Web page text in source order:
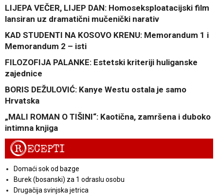
LIJEPA VEČER, LIJEP DAN: Homoseksploatacijski film
lansiran uz dramatični mučenički narativ
KAD STUDENTI NA KOSOVO KRENU: Memorandum 1 i
Memorandum 2 – isti
FILOZOFIJA PALANKE: Estetski kriteriji huliganske
zajednice
BORIS DEŽULOVIĆ: Kanye Westu ostala je samo
Hrvatska
„MALI ROMAN O TIŠINI“: Kaotična, zamršena i duboko
intimna knjiga
RECEPTI
Domaći sok od bazge
Burek (bosanski) za 1 odraslu osobu
Drugačija svinjska jetrica